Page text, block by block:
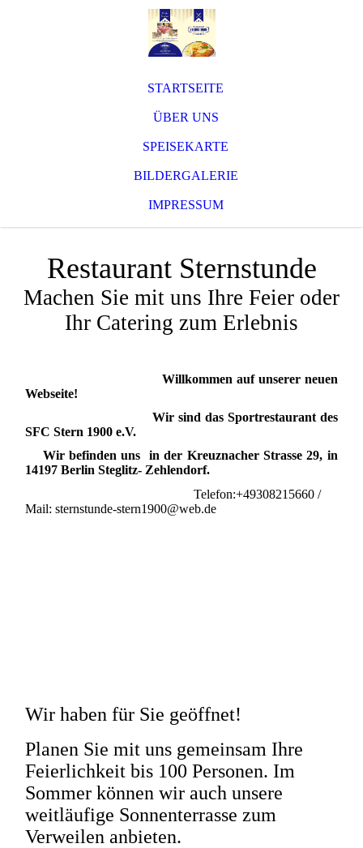
STARTSEITE
ÜBER UNS
SPEISEKARTE
BILDERGALERIE
IMPRESSUM
Restaurant Sternstunde
Machen Sie mit uns Ihre Feier oder
Ihr Catering zum Erlebnis
Willkommen auf unserer neuen
Webseite!
Wir sind das Sportrestaurant des
SFC Stern 1900 e.V.
Wir befinden uns in der Kreuznacher Strasse 29, in
14197 Berlin Steglitz- Zehlendorf.
Telefon:+49308215660 /
Mail: sternstunde-stern1900@web.de
Wir haben für Sie geöffnet!
Planen Sie mit uns gemeinsam Ihre
Feierlichkeit bis 100 Personen. Im
Sommer können wir auch unsere
weitläufige Sonnenterrasse zum
Verweilen anbieten.